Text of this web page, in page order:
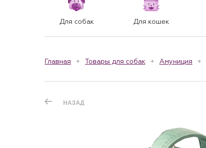
Для собак Для кошек
Главная Товары для собак Амуниция
НАЗАД